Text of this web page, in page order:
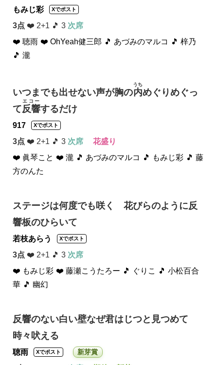
もみじ彩 Xでポスト
3点 ❤️ 2+1 🎵 3 次席
❤️ 聴雨 ❤️ OhYeah健三郎 🎵 あづみのマルコ
🎵 梓乃
🎵 瀧
いつまでも出せない声が胸の内
うち
めぐりめぐっ
て反響
エコー
するだけ
917 Xでポスト
3点 ❤️ 2+1 🎵 3 次席
花盛り
❤️ 眞琴こと ❤️ 瀧 🎵 あづみのマルコ 🎵 もみじ彩 🎵 藤
方のんた
ステージは何度でも咲く 花びらのように反
響板のひらいて
若枝あらう Xでポスト
3点 ❤️ 2+1 🎵 3 次席
❤️ もみじ彩 ❤️ 藤瀬こうたろー 🎵 ぐりこ
🎵 小松百合
華 🎵 幽幻
反響のない白い壁なぜ君はじつと見つめて
時々吠える
聴雨 Xでポスト 新芽賞